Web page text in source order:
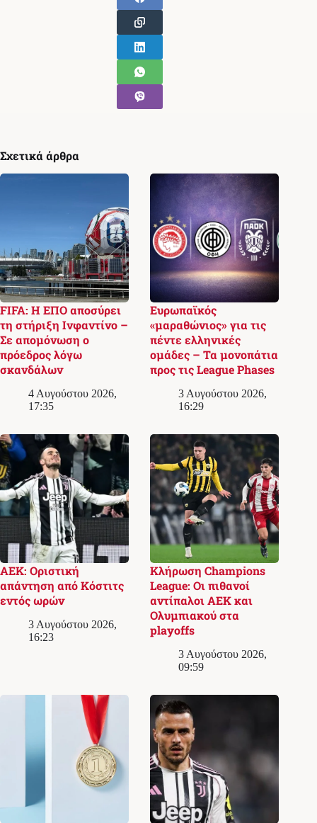
Σχετικά άρθρα
FIFA: Η ΕΠΟ αποσύρει
τη στήριξη Ινφαντίνο –
Σε απομόνωση ο
πρόεδρος λόγω
σκανδάλων
4 Αυγούστου 2026,
17:35
Ευρωπαϊκός
«μαραθώνιος» για τις
πέντε ελληνικές
ομάδες – Τα μονοπάτια
προς τις League Phases
3 Αυγούστου 2026,
16:29
ΑΕΚ: Οριστική
απάντηση από Κόστιτς
εντός ωρών
3 Αυγούστου 2026,
16:23
Κλήρωση Champions
League: Οι πιθανοί
αντίπαλοι ΑΕΚ και
Ολυμπιακού στα
playoffs
3 Αυγούστου 2026,
09:59